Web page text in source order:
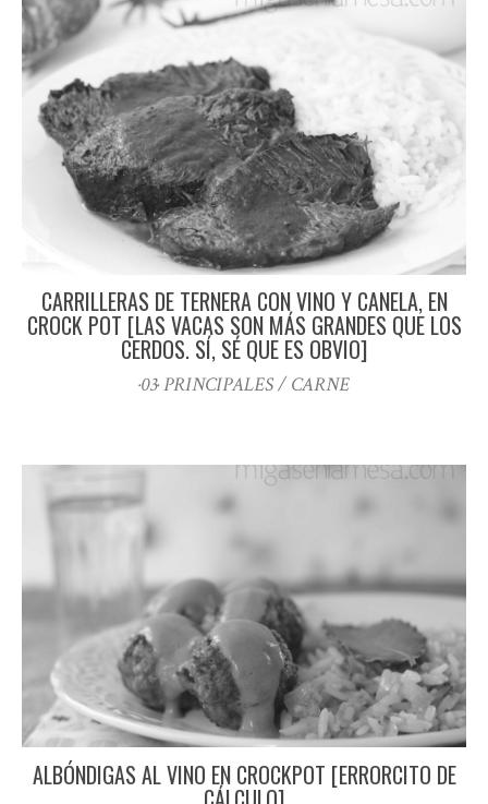
CARRILLERAS DE TERNERA CON VINO Y CANELA, EN
CROCK POT [LAS VACAS SON MÁS GRANDES QUE LOS
CERDOS. SÍ, SÉ QUE ES OBVIO]
·03· PRINCIPALES / CARNE
ALBÓNDIGAS AL VINO EN CROCKPOT [ERRORCITO DE